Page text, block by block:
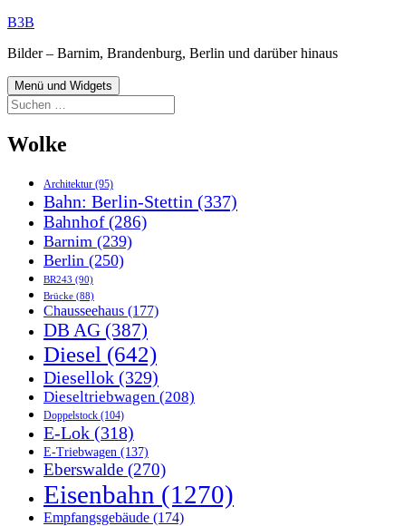
Zum
springen
B3B
Bilder – Barnim, Brandenburg, Berlin und darüber hinaus
Menü und Widgets
Suchen
nach:
Wolke
Architektur (95)
Bahn: Berlin-Stettin (337)
Bahnhof(286)
Barnim (239)
Berlin (250)
BR243 (90)
Brücke (88)
Chausseehaus (177)
DB AG (387)
Diesel (642)
Diesellok (329)
Dieseltriebwagen (208)
Doppelstock (104)
E-Lok (318)
E-Triebwagen (137)
Eberswalde (270)
Eisenbahn (1270)
Empfangsgebäude (174)